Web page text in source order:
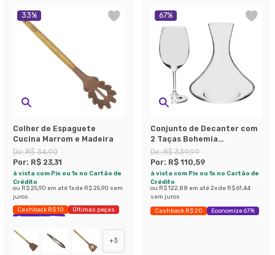
33%
Colher de Espaguete
Cucina Marrom e Madeira
De:R$ 34,90
Por: R$ 23,31
à vista com Pix ou 1x no Cartão de
Crédito
ou R$ 25,90 em até1x de R$ 25,90 sem
juros
Cashback R$ 10
Últimas peças
Economize 33%
+3
67%
Conjunto de Decanter com
2 Taças Bohemia
Transparente
De:R$ 339,99
Por: R$ 110,59
à vista com Pix ou 1x no Cartão de
Crédito
ou R$ 122,88 em até2x de R$ 61,44
sem juros
Cashback R$ 20 Economize 67%